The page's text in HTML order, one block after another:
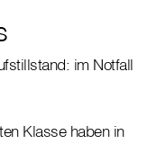
im Notfall
Klasse haben in